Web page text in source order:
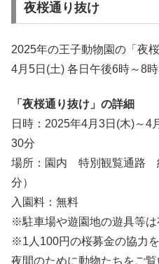
夜桜通り抜け
2025年の王子動物園の「夜
4月5日(土) 各日午後6時～8時
「夜桜通り抜け」の詳細
日時：2025年4月3日(木)～4
30分
場所：園内 特別観覧通路
分）
入園料：無料
※駐車場や遊園地の遊具等は
※1人100円の桜募金の協力を
夜間のために動物たちをご